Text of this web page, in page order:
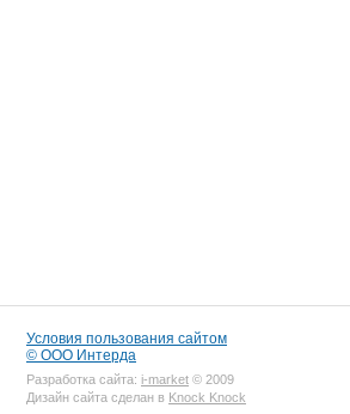
Условия пользования сайтом
© ООО Интерда
Разработка сайта: i-market © 2009
Дизайн сайта сделан в Knock Knock